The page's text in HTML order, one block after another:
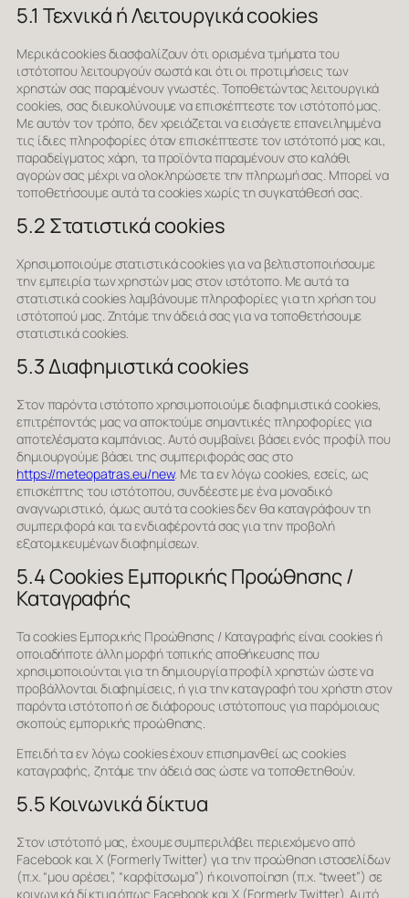
5.1 Τεχνικά ή Λειτουργικά cookies
Μερικά cookies διασφαλίζουν ότι ορισμένα τμήματα του
ιστότοπου λειτουργούν σωστά και ότι οι προτιμήσεις των
χρηστών σας παραμένουν γνωστές. Τοποθετώντας λειτουργικά
cookies, σας διευκολύνουμε να επισκέπτεστε τον ιστότοπό μας.
Με αυτόν τον τρόπο, δεν χρειάζεται να εισάγετε επανειλημμένα
τις ίδιες πληροφορίες όταν επισκέπτεστε τον ιστότοπό μας και,
παραδείγματος χάρη, τα προϊόντα παραμένουν στο καλάθι
αγορών σας μέχρι να ολοκληρώσετε την πληρωμή σας. Μπορεί να
τοποθετήσουμε αυτά τα cookies χωρίς τη συγκατάθεσή σας.
5.2 Στατιστικά cookies
Χρησιμοποιούμε στατιστικά cookies για να βελτιστοποιήσουμε
την εμπειρία των χρηστών μας στον ιστότοπο. Με αυτά τα
στατιστικά cookies λαμβάνουμε πληροφορίες για τη χρήση του
ιστότοπού μας. Ζητάμε την άδειά σας για να τοποθετήσουμε
στατιστικά cookies.
5.3 Διαφημιστικά cookies
Στον παρόντα ιστότοπο χρησιμοποιούμε διαφημιστικά cookies,
επιτρέποντάς μας να αποκτούμε σημαντικές πληροφορίες για
αποτελέσματα καμπάνιας. Αυτό συμβαίνει βάσει ενός προφίλ που
δημιουργούμε βάσει της συμπεριφοράς σας στο
https://meteopatras.eu/new. Με τα εν λόγω cookies, εσείς, ως
επισκέπτης του ιστότοπου, συνδέεστε με ένα μοναδικό
αναγνωριστικό, όμως αυτά τα cookies δεν θα καταγράφουν τη
συμπεριφορά και τα ενδιαφέροντά σας για την προβολή
εξατομικευμένων διαφημίσεων.
5.4 Cookies Εμπορικής Προώθησης /
Καταγραφής
Τα cookies Εμπορικής Προώθησης / Καταγραφής είναι cookies ή
οποιαδήποτε άλλη μορφή τοπικής αποθήκευσης που
χρησιμοποιούνται για τη δημιουργία προφίλ χρηστών ώστε να
προβάλλονται διαφημίσεις, ή για την καταγραφή του χρήστη στον
παρόντα ιστότοπο ή σε διάφορους ιστότοπους για παρόμοιους
σκοπούς εμπορικής προώθησης.
Επειδή τα εν λόγω cookies έχουν επισημανθεί ως cookies
καταγραφής, ζητάμε την άδειά σας ώστε να τοποθετηθούν.
5.5 Κοινωνικά δίκτυα
Στον ιστότοπό μας, έχουμε συμπεριλάβει περιεχόμενο από
Facebook και X (Formerly Twitter) για την προώθηση ιστοσελίδων
(π.χ. “μου αρέσει”, “καρφίτσωμα”) ή κοινοποίηση (π.χ. “tweet”) σε
κοινωνικά δίκτυα όπως Facebook και X (Formerly Twitter). Αυτό